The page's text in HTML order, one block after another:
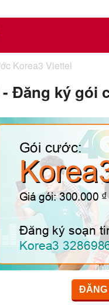
Korea3 Viettel
Đăng ký gói
ĐĂNG